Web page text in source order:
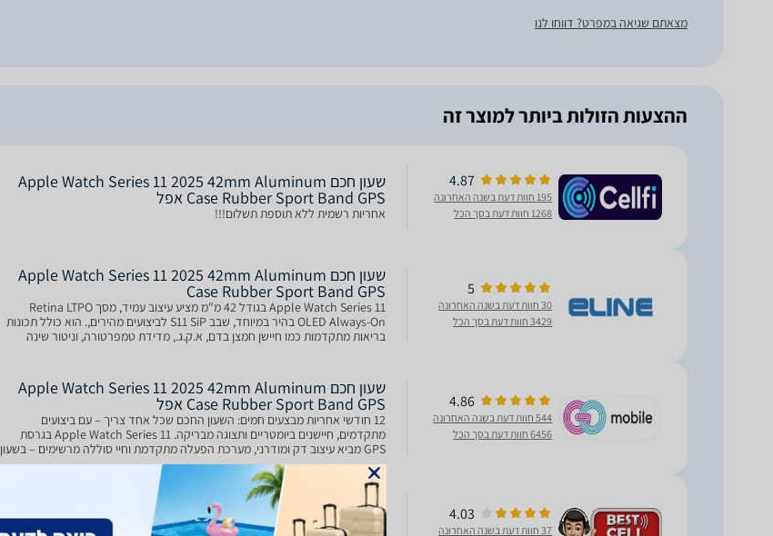
מצאתם שגיאה במפרט? דווחו לנו
ההצעות הזולות ביותר למוצר זה
4.87
195 חוות דעת בשנה האחרונה
1268 חוות דעת בסך הכל
שעון חכם Apple Watch Series 11 2025 42mm Aluminum
Case Rubber Sport Band GPS אפל
אחריות רשמית ללא תוספת תשלום!!!
5
30 חוות דעת בשנה האחרונה
3429 חוות דעת בסך הכל
שעון חכם Apple Watch Series 11 2025 42mm Aluminum
Case Rubber Sport Band GPS
Apple Watch Series 11 בגודל 42 מ"מ מציע עיצוב עמיד, מסך Retina LTPO
OLED Always-On בהיר במיוחד, שבב S11 SiP לביצועים מהירים,. הוא כולל תכונות
בריאות מתקדמות כמו חיישן חמצן בדם, א.ק.ג., מדידת טמפרטורה, וניטור שינה
4.86
544 חוות דעת בשנה האחרונה
6456 חוות דעת בסך הכל
שעון חכם Apple Watch Series 11 2025 42mm Aluminum
Case Rubber Sport Band GPS אפל
12 חודשי אחריות מבצעים חמים: השעון החכם שכל אחד צריך – עם ביצועים
מתקדמים, חיישנים ביומטריים ותצוגה מבריקה. Apple Watch Series 11 בגרסת
GPS מביא עיצוב דק ומודרני, מערכת הפעלה מתקדמת וחיי סוללה מרשימים – בשעון
קל משקל שמתאים לכל סגנון חיים. מסך Retina LTP
4.03
37 חוות דעת בשנה האחרונה
שעון חכם Apple Watch Series 11 2025 42mm Aluminum
Case Rubber Sport Band GPS אפל
Apple Watch Series 11 (2025) ‎42mm Aluminum Case + Rubber Sport